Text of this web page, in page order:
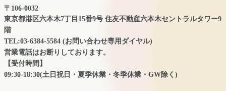
〒106-0032
東京都港区六本木7丁目15番9号 住友不動産六本木セントラルタワー9
階
TEL:03-6384-5584 (お問い合わせ専用ダイヤル)
営業電話はお断りしております。
【受付時間】
09:30-18:30(土日祝日・夏季休業・冬季休業・GW除く)